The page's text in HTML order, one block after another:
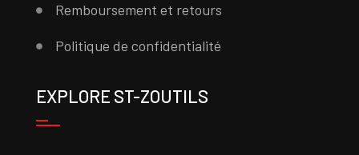
Remboursement et retours
Politique de confidentialité
EXPLORE ST-ZOUTILS